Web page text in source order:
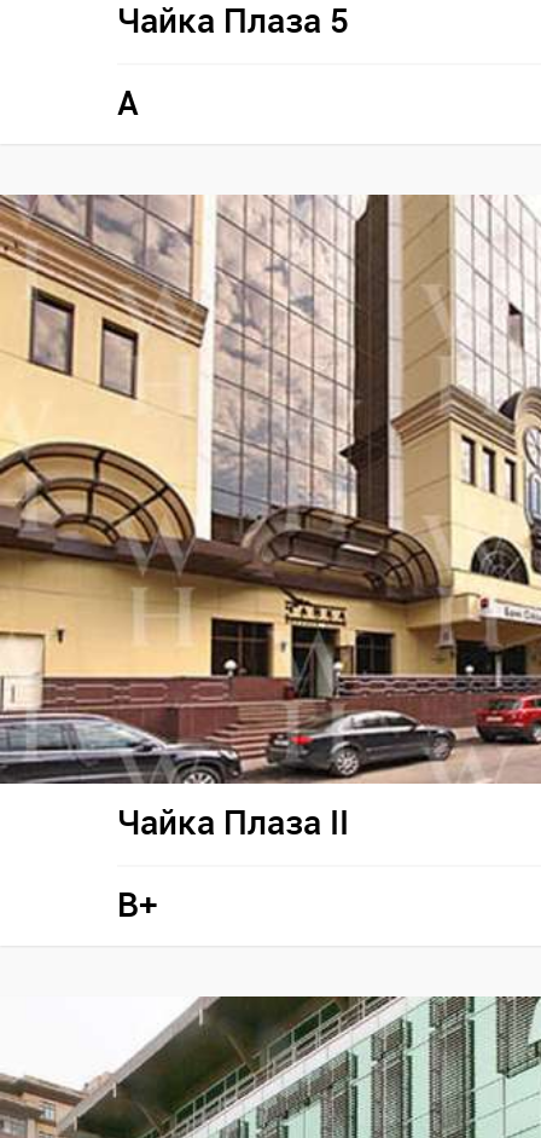
Чайка Плаза 5
A
Чайка Плаза II
B+